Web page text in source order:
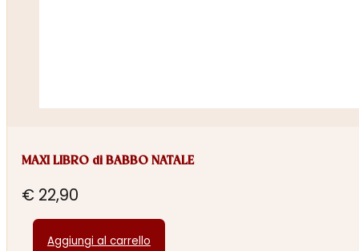
MAXI LIBRO di BABBO NATALE
€ 22,90
Aggiungi al carrello